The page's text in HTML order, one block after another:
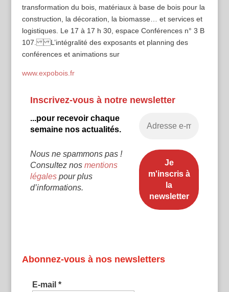
transformation du bois, matériaux à base de bois pour la
construction, la décoration, la biomasse… et services et
logistiques. Le 17 à 17 h 30, espace Conférences n° 3 B
107. L’intégralité des exposants et planning des
conférences et animations sur
www.expobois.fr
Inscrivez-vous à notre newsletter
...pour recevoir chaque
semaine nos actualités.
Nous ne spammons pas !
Consultez nos mentions
légalespour plus
d’informations.
Abonnez-vous à nos newsletters
E-mail *